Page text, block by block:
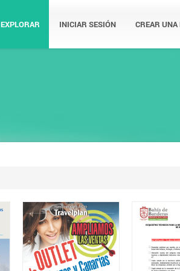
EXPLORAR INICIAR SESIÓN CREAR UNA